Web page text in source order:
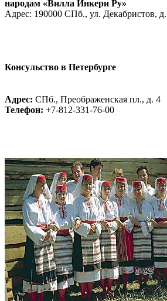
народам «Вилла Инкери Ру»
Адрес: 190000 СПб., ул. Декабристов,
Консульство в Петербурге
Адрес: СПб., Преображенская пл., д. 4
Телефон: +7-812-331-76-00